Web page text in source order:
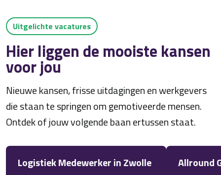
Uitgelichte vacatures
Hier liggen de mooiste kansen
voor jou
Nieuwe kansen, frisse uitdagingen en werkgevers
die staan te springen om gemotiveerde mensen.
Ontdek of jouw volgende baan ertussen staat.
Logistiek Medewerker in Zwolle Allround